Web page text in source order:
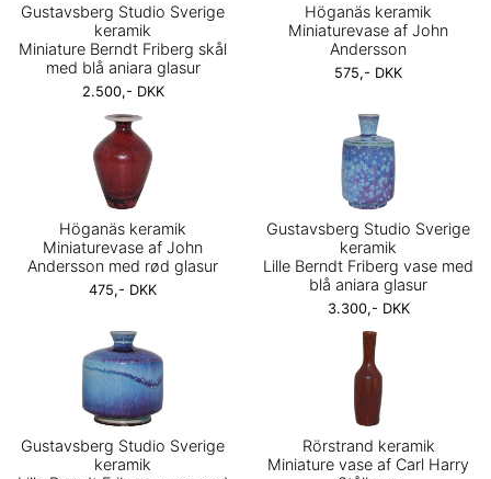
Gustavsberg Studio Sverige
keramik
Miniature Berndt Friberg skål
med blå aniara glasur
2.500,- DKK
Höganäs keramik
Miniaturevase af John
Andersson
575,- DKK
Höganäs keramik
Miniaturevase af John
Andersson med rød glasur
475,- DKK
Gustavsberg Studio Sverige
keramik
Lille Berndt Friberg vase med
blå aniara glasur
3.300,- DKK
Gustavsberg Studio Sverige
keramik
Rörstrand keramik
Miniature vase af Carl Harry